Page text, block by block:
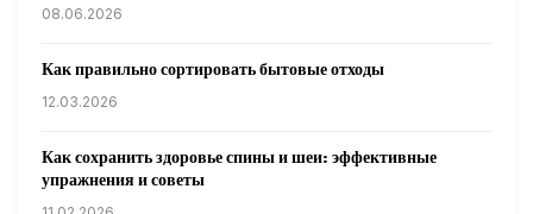
08.06.2026
Как правильно сортировать бытовые отходы
12.03.2026
Как сохранить здоровье спины и шеи: эффективные
упражнения и советы